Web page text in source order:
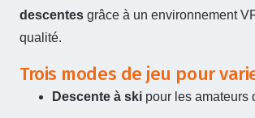
descentes grâce à un environnement
qualité.
Trois modes de jeu pour
Descente à ski pour les amateurs